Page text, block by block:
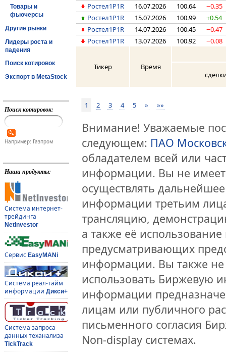
Товары и
фьючерсы
Другие рынки
Лидеры роста и
падения
Поиск котировок
Экспорт в MetaStock
Поиск котировок:
Например: Газпром
Наши продукты:
Система интернет-
трейдинга
NetInvestor
Сервис EasyMANi
Система реал-тайм
информации Дикси+
Система запроса
данных теханализа
TickTrack
Ростел1P1R
16.07.2026 100.64
−0.35
Ростел1P1R
15.07.2026 100.99
+0.54
Ростел1P1R
14.07.2026 100.45
−0.47
Ростел1P1R
13.07.2026 100.92 −0.08
Тикер
Время
1 2 3 4 5 » »»
Внимание! Уважаемые
следующем: ПАО
обладателем всей или
информации. Вы не
осуществлять
информации третьим
трансляцию,
а также её
предусматривающих
информации. Вы также не
использовать Биржевую
информации
лицам или публичного
письменного согласия
Non-display системах.